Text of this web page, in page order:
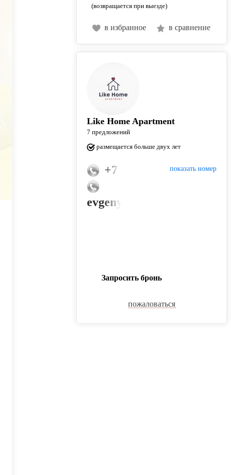
(возвращается при выезде)
в избранное в сравнение
Like Home Apartment
7 предложений
размещается больше двух лет
показать номер
+7 (926) 360-68-86
evgenyvavitsky@yandex.ru
Запросить бронь
пожаловаться